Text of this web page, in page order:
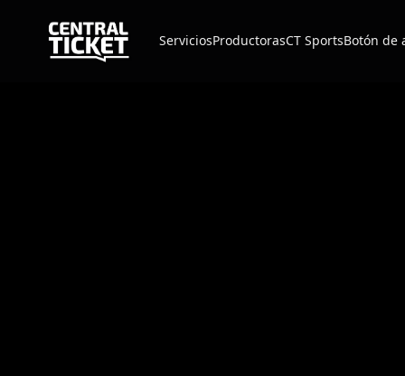
ServiciosProductorasCT SportsBotón de